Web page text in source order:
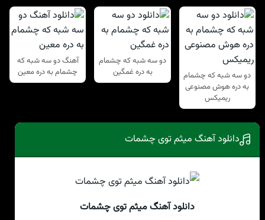
دو سه شبه که چشمام
به دره هوش مصنوعی
ریمیکس
دو سه شبه که چشمام
به دره غمگین
آهنگ دو سه شبه که
چشمام به دره معین
دانلود آهنگ میثم توی چشمات
دانلود آهنگ میثم توی چشمات